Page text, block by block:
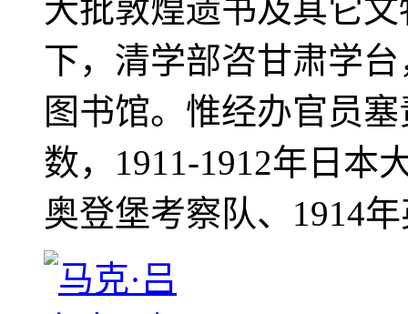
大批敦煌遗书及其它
下，清学部咨甘肃学
图书馆。惟经办官员
数，1911-1912年日本
奥登堡考察队、1914